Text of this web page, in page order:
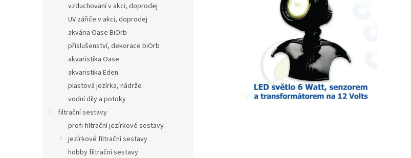
vzduchovaní v akci, doprodej
UV zářiče v akci, doprodej
akvária Oase BiOrb
přislušenství, dekorace biOrb
akvaristika Oase
akvaristika Eden
plastová jezírka, nádrže
vodní díly a potoky
filtrační sestavy
profi filtrační jezírkové sestavy
jezírkové filtrační sestavy
hobby filtrační sestavy